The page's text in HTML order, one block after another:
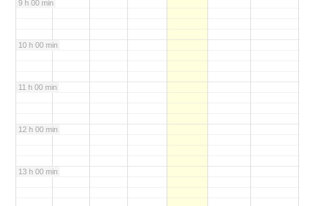
9 h 00 min
10 h 00 min
11 h 00 min
12 h 00 min
13 h 00 min